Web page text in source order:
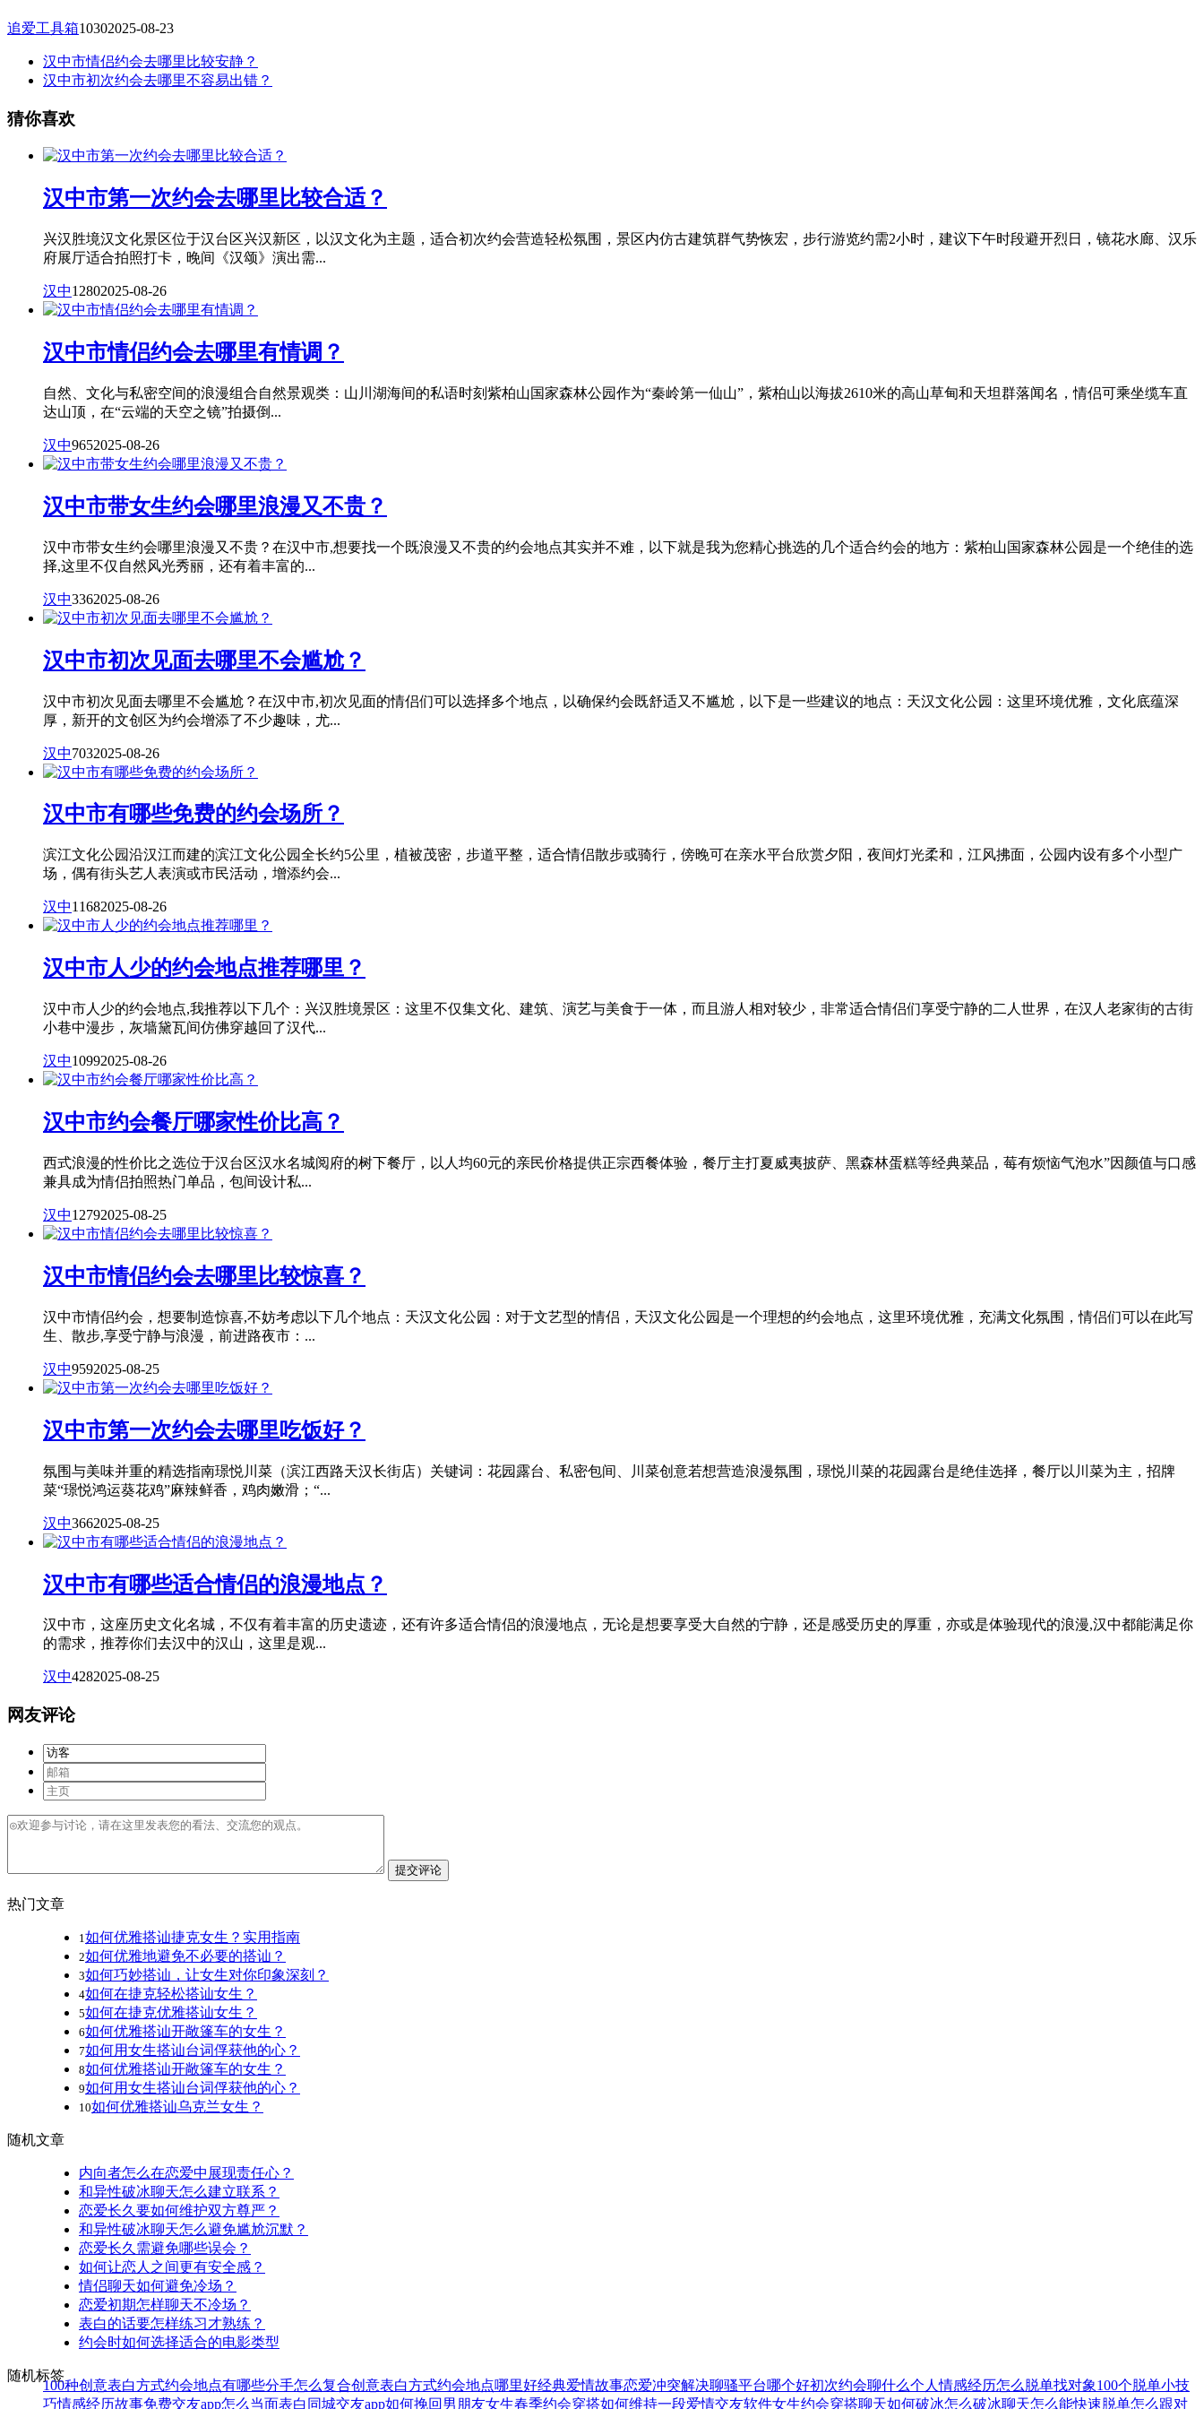
追爱工具箱10302025-08-23
汉中市情侣约会去哪里比较安静？
汉中市初次约会去哪里不容易出错？
猜你喜欢
汉中市第一次约会去哪里比较合适？
兴汉胜境汉文化景区位于汉台区兴汉新区，以汉文化为主题，适合初次约会营造轻松氛围，景区内仿古建筑群气势恢宏，步行游览约需2小时，建议下午时段避开烈日，镜花水廊、汉乐
府展厅适合拍照打卡，晚间《汉颂》演出需...
汉中12802025-08-26
汉中市情侣约会去哪里有情调？
自然、文化与私密空间的浪漫组合自然景观类：山川湖海间的私语时刻紫柏山国家森林公园作为“秦岭第一仙山”，紫柏山以海拔2610米的高山草甸和天坦群落闻名，情侣可乘坐缆车直
达山顶，在“云端的天空之镜”拍摄倒...
汉中9652025-08-26
汉中市带女生约会哪里浪漫又不贵？
汉中市带女生约会哪里浪漫又不贵？在汉中市,想要找一个既浪漫又不贵的约会地点其实并不难，以下就是我为您精心挑选的几个适合约会的地方：紫柏山国家森林公园是一个绝佳的选
择,这里不仅自然风光秀丽，还有着丰富的...
汉中3362025-08-26
汉中市初次见面去哪里不会尴尬？
汉中市初次见面去哪里不会尴尬？在汉中市,初次见面的情侣们可以选择多个地点，以确保约会既舒适又不尴尬，以下是一些建议的地点：天汉文化公园：这里环境优雅，文化底蕴深
厚，新开的文创区为约会增添了不少趣味，尤...
汉中7032025-08-26
汉中市有哪些免费的约会场所？
滨江文化公园沿汉江而建的滨江文化公园全长约5公里，植被茂密，步道平整，适合情侣散步或骑行，傍晚可在亲水平台欣赏夕阳，夜间灯光柔和，江风拂面，公园内设有多个小型广
场，偶有街头艺人表演或市民活动，增添约会...
汉中11682025-08-26
汉中市人少的约会地点推荐哪里？
汉中市人少的约会地点,我推荐以下几个：兴汉胜境景区：这里不仅集文化、建筑、演艺与美食于一体，而且游人相对较少，非常适合情侣们享受宁静的二人世界，在汉人老家街的古街
小巷中漫步，灰墙黛瓦间仿佛穿越回了汉代...
汉中10992025-08-26
汉中市约会餐厅哪家性价比高？
西式浪漫的性价比之选位于汉台区汉水名城阅府的树下餐厅，以人均60元的亲民价格提供正宗西餐体验，餐厅主打夏威夷披萨、黑森林蛋糕等经典菜品，莓有烦恼气泡水”因颜值与口感
兼具成为情侣拍照热门单品，包间设计私...
汉中12792025-08-25
汉中市情侣约会去哪里比较惊喜？
汉中市情侣约会，想要制造惊喜,不妨考虑以下几个地点：天汉文化公园：对于文艺型的情侣，天汉文化公园是一个理想的约会地点，这里环境优雅，充满文化氛围，情侣们可以在此写
生、散步,享受宁静与浪漫，前进路夜市：...
汉中9592025-08-25
汉中市第一次约会去哪里吃饭好？
氛围与美味并重的精选指南璟悦川菜（滨江西路天汉长街店）关键词：花园露台、私密包间、川菜创意若想营造浪漫氛围，璟悦川菜的花园露台是绝佳选择，餐厅以川菜为主，招牌
菜“璟悦鸿运葵花鸡”麻辣鲜香，鸡肉嫩滑；“...
汉中3662025-08-25
汉中市有哪些适合情侣的浪漫地点？
汉中市，这座历史文化名城，不仅有着丰富的历史遗迹，还有许多适合情侣的浪漫地点，无论是想要享受大自然的宁静，还是感受历史的厚重，亦或是体验现代的浪漫,汉中都能满足你
的需求，推荐你们去汉中的汉山，这里是观...
汉中4282025-08-25
网友评论
提交评论
热门文章
1 如何优雅搭讪捷克女生？实用指南
2如何优雅地避免不必要的搭讪？
3如何巧妙搭讪，让女生对你印象深刻？
4如何在捷克轻松搭讪女生？
5如何在捷克优雅搭讪女生？
6如何优雅搭讪开敞篷车的女生？
7如何用女生搭讪台词俘获他的心？
8如何优雅搭讪开敞篷车的女生？
9如何用女生搭讪台词俘获他的心？
10如何优雅搭讪乌克兰女生？
随机文章
内向者怎么在恋爱中展现责任心？
和异性破冰聊天怎么建立联系？
恋爱长久要如何维护双方尊严？
和异性破冰聊天怎么避免尴尬沉默？
恋爱长久需避免哪些误会？
如何让恋人之间更有安全感？
情侣聊天如何避免冷场？
恋爱初期怎样聊天不冷场？
表白的话要怎样练习才熟练？
约会时如何选择适合的电影类型
随机标签
100种创意表白方式约会地点有哪些分手怎么复合创意表白方式约会地点哪里好经典爱情故事恋爱冲突解决聊骚平台哪个好初次约会聊什么个人情感经历怎么脱单找对象100个脱单小技
巧情感经历故事免费交友app怎么当面表白 同城交友app如何挽回男朋友女生春季约会穿搭如何维持一段爱情交友软件女生约会穿搭聊天如何破冰怎么破冰聊天怎么能快速脱单怎么跟对